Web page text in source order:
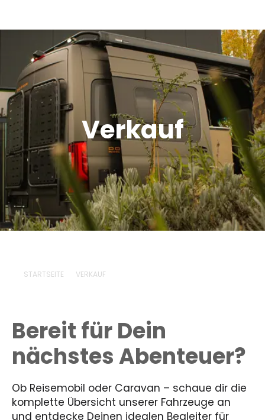
Verkauf
Offroad Area
Dometic Service Provider
Werkstatt
Über uns
Verkauf
STARTSEITE VERKAUF
Bereit für Dein
nächstes Abenteuer?
Ob Reisemobil oder Caravan – schaue dir die
komplette Übersicht unserer Fahrzeuge an
und entdecke Deinen idealen Begleiter für